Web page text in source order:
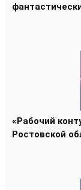
«Рабочий
Ростовской